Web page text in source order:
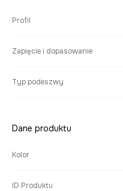
Profil
Zapięcie i dopasowanie
Typ podeszwy
Dane produktu
Kolor
ID Produktu